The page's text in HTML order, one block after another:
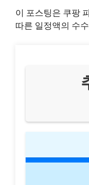
이 포스팅은 쿠팡
따른 일정액의 수